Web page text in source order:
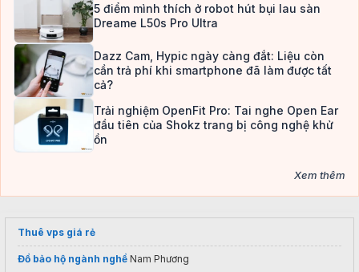
5 điểm mình thích ở robot hút bụi lau sàn
Dreame L50s Pro Ultra
Dazz Cam, Hypic ngày càng đắt: Liệu còn
cần trả phí khi smartphone đã làm được tất
cả?
Trải nghiệm OpenFit Pro: Tai nghe Open Ear
đầu tiên của Shokz trang bị công nghệ khử
ồn
Xem thêm
Thuê vps giá rẻ
Đồ bảo hộ ngành nghề Nam Phương